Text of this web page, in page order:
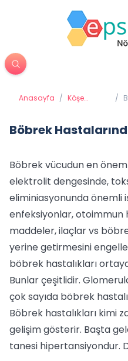
Anasayfa / Köşe
/
Böbrek
Böbrek vücudun en
elektrolit dengesinde,
eliminiasyonunda önemli
enfeksiyonlar, otoimmun
maddeler, ilaçlar vs
yerine getirmesini
böbrek hastalıkları
Bunlar çeşitlidir.
çok sayıda böbrek
Böbrek hastalıkları kimi
gelişim gösterir. Başta
tanesi hipertansiyondur.